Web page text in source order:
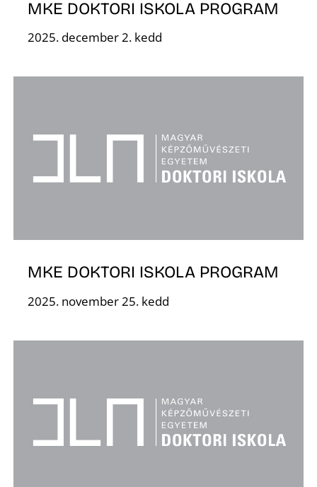
MKE DOKTORI ISKOLA PROGRAM
2025. december 2. kedd
MKE DOKTORI ISKOLA PROGRAM
2025. november 25. kedd